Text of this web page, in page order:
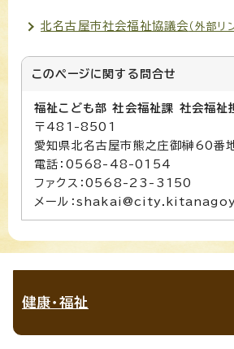
北名古屋市社会福祉協議会 （外部リ
このページに関する 問合せ
福祉こども部 社会福祉課 社会福祉
〒481-8501
愛知県北名古屋市熊之庄御榊60番
電話：0568-48-0154
ファクス：0568-23-3150
メール：
健康・福祉